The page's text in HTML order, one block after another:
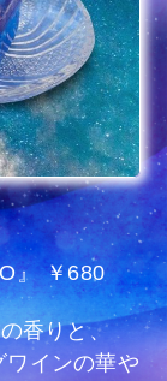
』 ￥680
香りと、
インの華や